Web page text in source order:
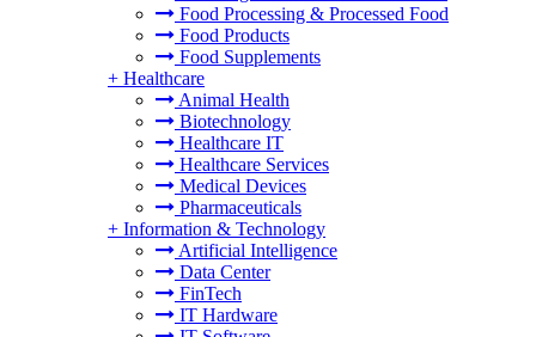
Food Processing & Processed Food
Food Products
Food Supplements
+ Healthcare
Animal Health
Biotechnology
Healthcare IT
Healthcare Services
Medical Devices
Pharmaceuticals
+ Information & Technology
Artificial Intelligence
Data Center
FinTech
IT Hardware